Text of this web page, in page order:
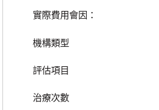
實際費用會因：
機構類型
評估項目
治療次數